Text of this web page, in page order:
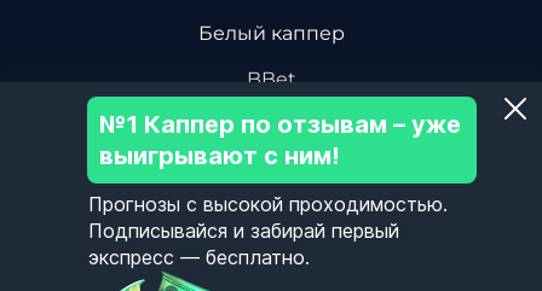
Белый каппер
BBet
Василий Винокуров
Дмитрий Ревизор БК
Центр Хоккейной Аналитики
Олег Соловьев
№1 Каппер по отзывам – уже
выигрывают с ним!
Прогнозы с высокой проходимостью.
Подписывайся и забирай первый
экспресс — бесплатно.